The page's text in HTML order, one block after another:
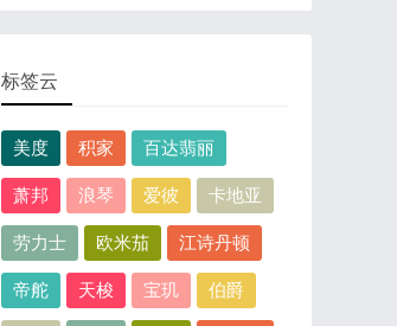
标签云
美度 积家 百达翡丽
萧邦 浪琴 爱彼 卡地亚
劳力士 欧米茄 江诗丹顿
帝舵 天梭 宝玑 伯爵